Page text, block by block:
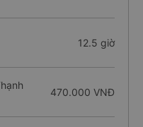
12.5 giờ
470.000 VNĐ